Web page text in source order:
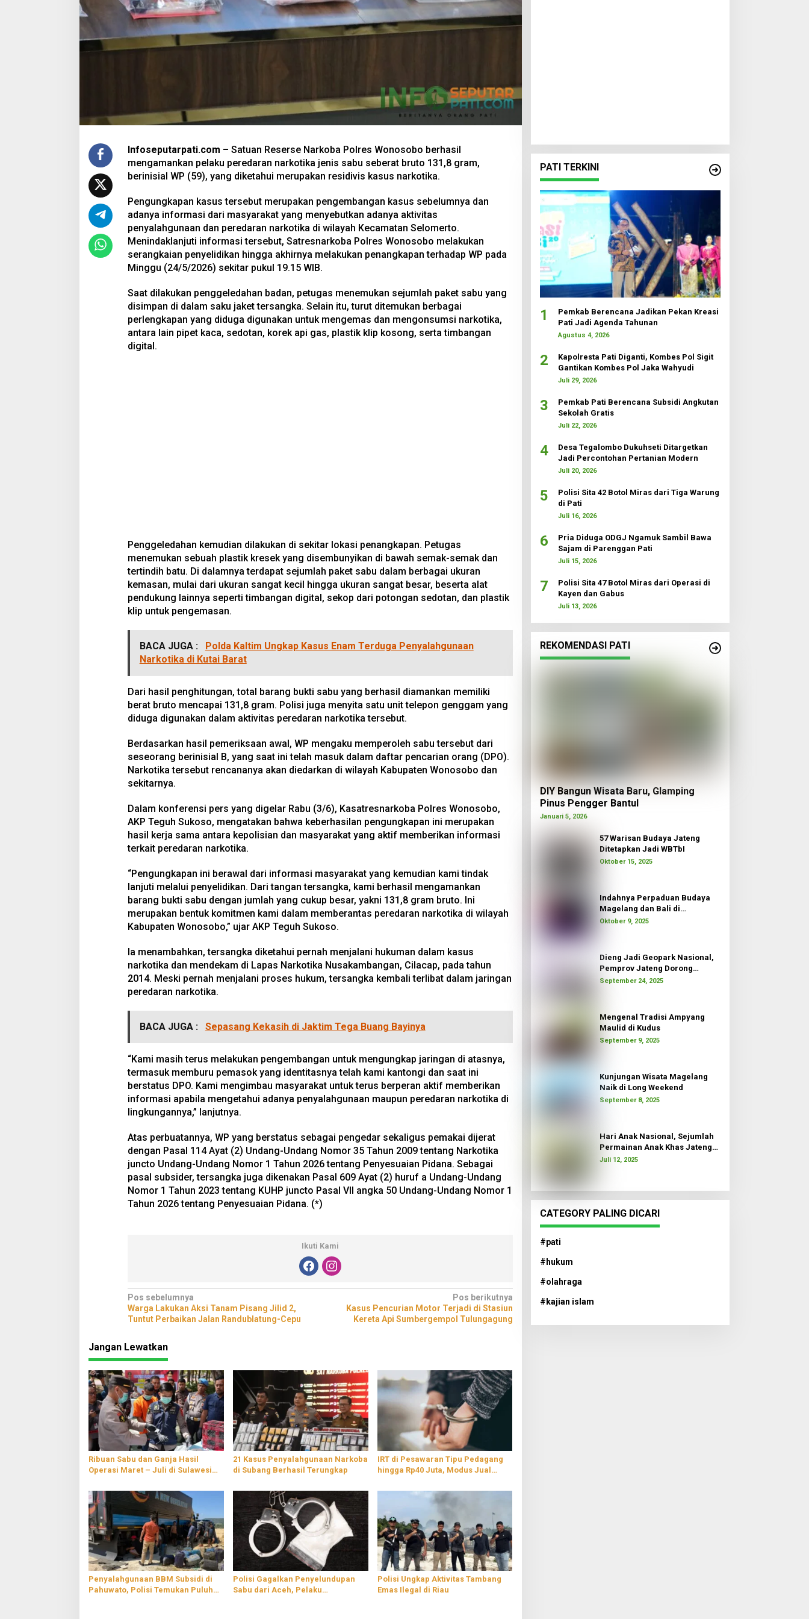
Infoseputarpati.com – Satuan Reserse Narkoba Polres Wonosobo berhasil
mengamankan pelaku peredaran narkotika jenis sabu seberat bruto 131,8 gram,
berinisial WP (59), yang diketahui merupakan residivis kasus narkotika.
Pengungkapan kasus tersebut merupakan pengembangan kasus sebelumnya dan
adanya informasi dari masyarakat yang menyebutkan adanya aktivitas
penyalahgunaan dan peredaran narkotika di wilayah Kecamatan Selomerto.
Menindaklanjuti informasi tersebut, Satresnarkoba Polres Wonosobo melakukan
serangkaian penyelidikan hingga akhirnya melakukan penangkapan terhadap WP pada
Minggu (24/5/2026) sekitar pukul 19.15 WIB.
Saat dilakukan penggeledahan badan, petugas menemukan sejumlah paket sabu yang
disimpan di dalam saku jaket tersangka. Selain itu, turut ditemukan berbagai
perlengkapan yang diduga digunakan untuk mengemas dan mengonsumsi narkotika,
antara lain pipet kaca, sedotan, korek api gas, plastik klip kosong, serta timbangan
digital.
Penggeledahan kemudian dilakukan di sekitar lokasi penangkapan. Petugas
menemukan sebuah plastik kresek yang disembunyikan di bawah semak-semak dan
tertindih batu. Di dalamnya terdapat sejumlah paket sabu dalam berbagai ukuran
kemasan, mulai dari ukuran sangat kecil hingga ukuran sangat besar, beserta alat
pendukung lainnya seperti timbangan digital, sekop dari potongan sedotan, dan plastik
klip untuk pengemasan.
BACA JUGA :
Polda Kaltim Ungkap Kasus Enam Terduga Penyalahgunaan
Narkotika di Kutai Barat
Dari hasil penghitungan, total barang bukti sabu yang berhasil diamankan memiliki
berat bruto mencapai 131,8 gram. Polisi juga menyita satu unit telepon genggam yang
diduga digunakan dalam aktivitas peredaran narkotika tersebut.
Berdasarkan hasil pemeriksaan awal, WP mengaku memperoleh sabu tersebut dari
seseorang berinisial B, yang saat ini telah masuk dalam daftar pencarian orang (DPO).
Narkotika tersebut rencananya akan diedarkan di wilayah Kabupaten Wonosobo dan
sekitarnya.
Dalam konferensi pers yang digelar Rabu (3/6), Kasatresnarkoba Polres Wonosobo,
AKP Teguh Sukoso, mengatakan bahwa keberhasilan pengungkapan ini merupakan
hasil kerja sama antara kepolisian dan masyarakat yang aktif memberikan informasi
terkait peredaran narkotika.
“Pengungkapan ini berawal dari informasi masyarakat yang kemudian kami tindak
lanjuti melalui penyelidikan. Dari tangan tersangka, kami berhasil mengamankan
barang bukti sabu dengan jumlah yang cukup besar, yakni 131,8 gram bruto. Ini
merupakan bentuk komitmen kami dalam memberantas peredaran narkotika di wilayah
Kabupaten Wonosobo,” ujar AKP Teguh Sukoso.
Ia menambahkan, tersangka diketahui pernah menjalani hukuman dalam kasus
narkotika dan mendekam di Lapas Narkotika Nusakambangan, Cilacap, pada tahun
2014. Meski pernah menjalani proses hukum, tersangka kembali terlibat dalam jaringan
peredaran narkotika.
BACA JUGA : Sepasang Kekasih di Jaktim Tega Buang Bayinya
“Kami masih terus melakukan pengembangan untuk mengungkap jaringan di atasnya,
termasuk memburu pemasok yang identitasnya telah kami kantongi dan saat ini
berstatus DPO. Kami mengimbau masyarakat untuk terus berperan aktif memberikan
informasi apabila mengetahui adanya penyalahgunaan maupun peredaran narkotika di
lingkungannya,” lanjutnya.
Atas perbuatannya, WP yang berstatus sebagai pengedar sekaligus pemakai dijerat
dengan Pasal 114 Ayat (2) Undang-Undang Nomor 35 Tahun 2009 tentang Narkotika
juncto Undang-Undang Nomor 1 Tahun 2026 tentang Penyesuaian Pidana. Sebagai
pasal subsider, tersangka juga dikenakan Pasal 609 Ayat (2) huruf a Undang-Undang
Nomor 1 Tahun 2023 tentang KUHP juncto Pasal VII angka 50 Undang-Undang Nomor 1
Tahun 2026 tentang Penyesuaian Pidana. (*)
Ikuti Kami
Navigasi
pos
Pos sebelumnya
Warga Lakukan Aksi Tanam Pisang Jilid 2,
Tuntut Perbaikan Jalan Randublatung-Cepu
Pos berikutnya
Kasus Pencurian Motor Terjadi di Stasiun
Kereta Api Sumbergempol Tulungagung
Jangan Lewatkan
Ribuan Sabu dan Ganja Hasil
Operasi Maret – Juli di Sulawesi
21 Kasus Penyalahgunaan Narkoba
di Subang Berhasil Terungkap
IRT di Pesawaran Tipu Pedagang
hingga Rp40 Juta, Modus Jual
Penyalahgunaan BBM Subsidi di
Pahuwato, Polisi Temukan Puluhan
Polisi Gagalkan Penyelundupan
Sabu dari Aceh, Pelaku
Polisi Ungkap Aktivitas Tambang
Emas Ilegal di Riau
PATI TERKINI
1
Pemkab Berencana Jadikan Pekan Kreasi
Pati Jadi Agenda Tahunan
Agustus 4, 2026
2
Kapolresta Pati Diganti, Kombes Pol Sigit
Gantikan Kombes Pol Jaka Wahyudi
Juli 29, 2026
3
Pemkab Pati Berencana Subsidi Angkutan
Sekolah Gratis
Juli 22, 2026
4
Desa Tegalombo Dukuhseti Ditargetkan
Jadi Percontohan Pertanian Modern
Juli 20, 2026
5
Polisi Sita 42 Botol Miras dari Tiga Warung
di Pati
Juli 16, 2026
6
Pria Diduga ODGJ Ngamuk Sambil Bawa
Sajam di Parenggan Pati
Juli 15, 2026
7
Polisi Sita 47 Botol Miras dari Operasi di
Kayen dan Gabus
Juli 13, 2026
REKOMENDASI PATI
DIY Bangun Wisata Baru, Glamping
Pinus Pengger Bantul
Januari 5, 2026
57 Warisan Budaya Jateng
Ditetapkan Jadi WBTbI
Oktober 15, 2025
Indahnya Perpaduan Budaya
Magelang dan Bali di
Borobudur Moon
Oktober 9, 2025
Dieng Jadi Geopark Nasional,
Pemprov Jateng Dorong
Pertumbuhan Ekonomi
September 24, 2025
Mengenal Tradisi Ampyang
Maulid di Kudus
September 9, 2025
Kunjungan Wisata Magelang
Naik di Long Weekend
September 8, 2025
Hari Anak Nasional, Sejumlah
Permainan Anak Khas Jateng
Dimainkan
Juli 12, 2025
CATEGORY PALING DICARI
#pati
#hukum
#olahraga
#kajian islam